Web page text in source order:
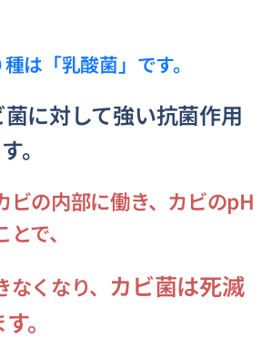
は「乳酸菌」です。
に対して強い抗菌作用
。
ビの内部に働き、カビのpH
で、
くなり、 カビ菌は死滅
。